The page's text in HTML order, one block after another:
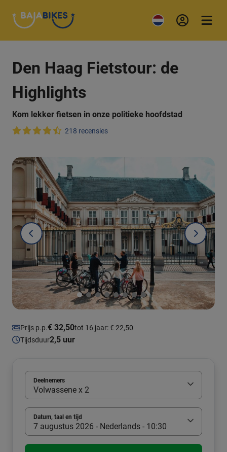
Den Haag Fietstour: de
Highlights
Kom lekker fietsen in onze politieke hoofdstad
218 recensies
Prijs p.p.€ 32,50tot 16 jaar: € 22,50
Tijdsduur2,5 uur
Deelnemers
Volwassene x 2
Datum, taal en tijd
7 augustus 2026 - Nederlands - 10:30